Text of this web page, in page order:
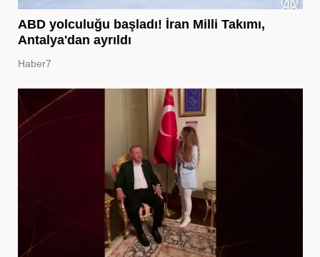
ABD yolculuğu başladı! İran Milli Takımı,
Antalya'dan ayrıldı
Haber7